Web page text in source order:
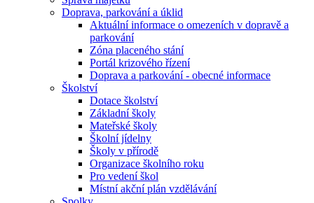
Doprava, parkování a úklid
Aktuální informace o omezeních v dopravě a
parkování
Zóna placeného stání
Portál krizového řízení
Doprava a parkování - obecné informace
Školství
Dotace školství
Základní školy
Mateřské školy
Školní jídelny
Školy v přírodě
Organizace školního roku
Pro vedení škol
Místní akční plán vzdělávání